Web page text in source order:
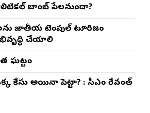
బాంబ్ పేలనుందా?
జాతీయ టెంపుల్ టూరిజం
చేయాలి
ఘట్టం
కేసు అయినా పెట్టారా? : సీఎం రేవంత్